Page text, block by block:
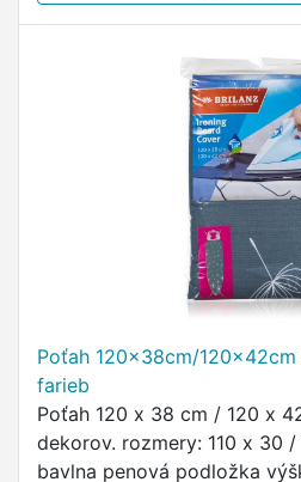
Poťah 120x38cm/
farieb
Poťah 120 x 38 cm / 120 x
dekorov. rozmery: 110 x 30
bavlna penová podložka